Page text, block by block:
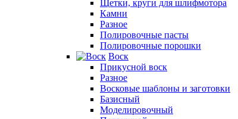
Щетки, круги для шлифмотора
Камни
Разное
Полировочные пасты
Полировочные порошки
Воск
Прикусной воск
Разное
Восковые шаблоны и заготовки
Базисный
Моделировочный